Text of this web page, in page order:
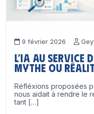
9 février 2026
L’IA au service
mythe ou
Réfléxions proposées
nous aidait à rendre le
tant […]